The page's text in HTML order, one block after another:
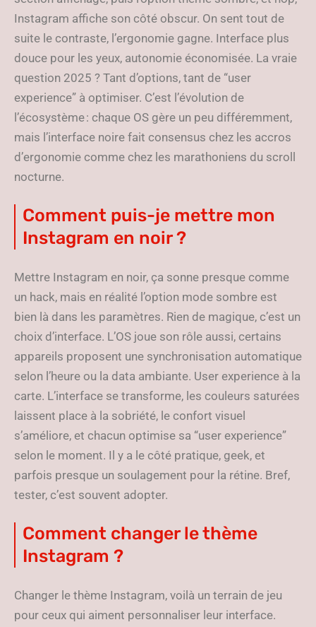
Instagram affiche son côté obscur. On sent tout de
suite le contraste, l’ergonomie gagne. Interface plus
douce pour les yeux, autonomie économisée. La vraie
question 2025 ? Tant d’options, tant de “user
experience” à optimiser. C’est l’évolution de
l’écosystème : chaque OS gère un peu différemment,
mais l’interface noire fait consensus chez les accros
d’ergonomie comme chez les marathoniens du scroll
nocturne.
Comment puis-je mettre mon
Instagram en noir ?
Mettre Instagram en noir, ça sonne presque comme
un hack, mais en réalité l’option mode sombre est
bien là dans les paramètres. Rien de magique, c’est un
choix d’interface. L’OS joue son rôle aussi, certains
appareils proposent une synchronisation automatique
selon l’heure ou la data ambiante. User experience à la
carte. L’interface se transforme, les couleurs saturées
laissent place à la sobriété, le confort visuel
s’améliore, et chacun optimise sa “user experience”
selon le moment. Il y a le côté pratique, geek, et
parfois presque un soulagement pour la rétine. Bref,
tester, c’est souvent adopter.
Comment changer le thème
Instagram ?
Changer le thème Instagram, voilà un terrain de jeu
pour ceux qui aiment personnaliser leur interface.